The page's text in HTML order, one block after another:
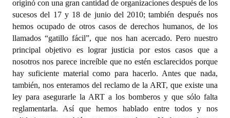
originó con una gran cantidad de organizaciones después de los
sucesos del 17 y 18 de junio del 2010; también después nos
hemos ocupado de otros casos de derechos humanos, de los
llamados “gatillo fácil”, que nos han acercado. Pero nuestro
principal objetivo es lograr justicia por estos casos que a
nosotros nos parece increíble que no estén esclarecidos porque
hay suficiente material como para hacerlo. Antes que nada,
también, nos enteramos del reclamo de la ART, que existe una
ley para asegurarle la ART a los bomberos y que sólo falta
reglamentarla. Así que hemos hablado entre todos y nos